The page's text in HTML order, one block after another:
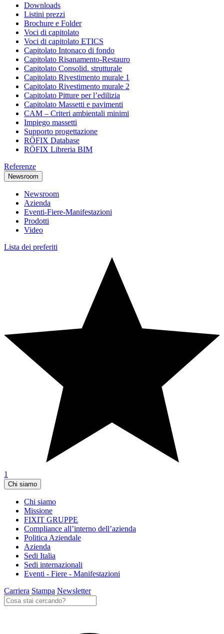
Downloads
Listini prezzi
Brochure e Folder
Voci di capitolato
Voci di capitolato ETICS
Capitolato Intonaco di fondo
Capitolato Risanamento-Restauro
Capitolato Consolid. strutturale
Capitolato Rivestimento murale 1
Capitolato Rivestimento murale 2
Capitolato Pitture per l’edilizia
Capitolato Massetti e pavimenti
CAM – Criteri ambientali minimi
Impiego massetti
Supporto progettazione
RÖFIX Database
RÖFIX Libreria BIM
Referenze
Newsroom
Newsroom
Azienda
Eventi-Fiere-Manifestazioni
Prodotti
Video
Lista dei preferiti
1
Chi siamo
Chi siamo
Missione
FIXIT GRUPPE
Compliance all’interno dell’azienda
Politica Aziendale
Azienda
Sedi Italia
Sedi internazionali
Eventi - Fiere - Manifestazioni
Carriera Stampa Newsletter